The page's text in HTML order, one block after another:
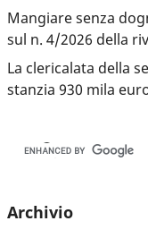
Mangiare senza
sul n. 4/2026 della
La clericalata della
stanzia 930 mila
Archivio